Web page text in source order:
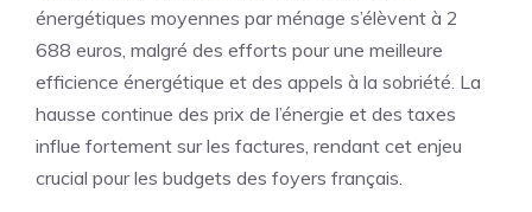
énergétiques moyennes par ménage s’élèvent à 2
688 euros, malgré des efforts pour une meilleure
efficience énergétique et des appels à la sobriété. La
hausse continue des prix de l’énergie et des taxes
influe fortement sur les factures, rendant cet enjeu
crucial pour les budgets des foyers français.